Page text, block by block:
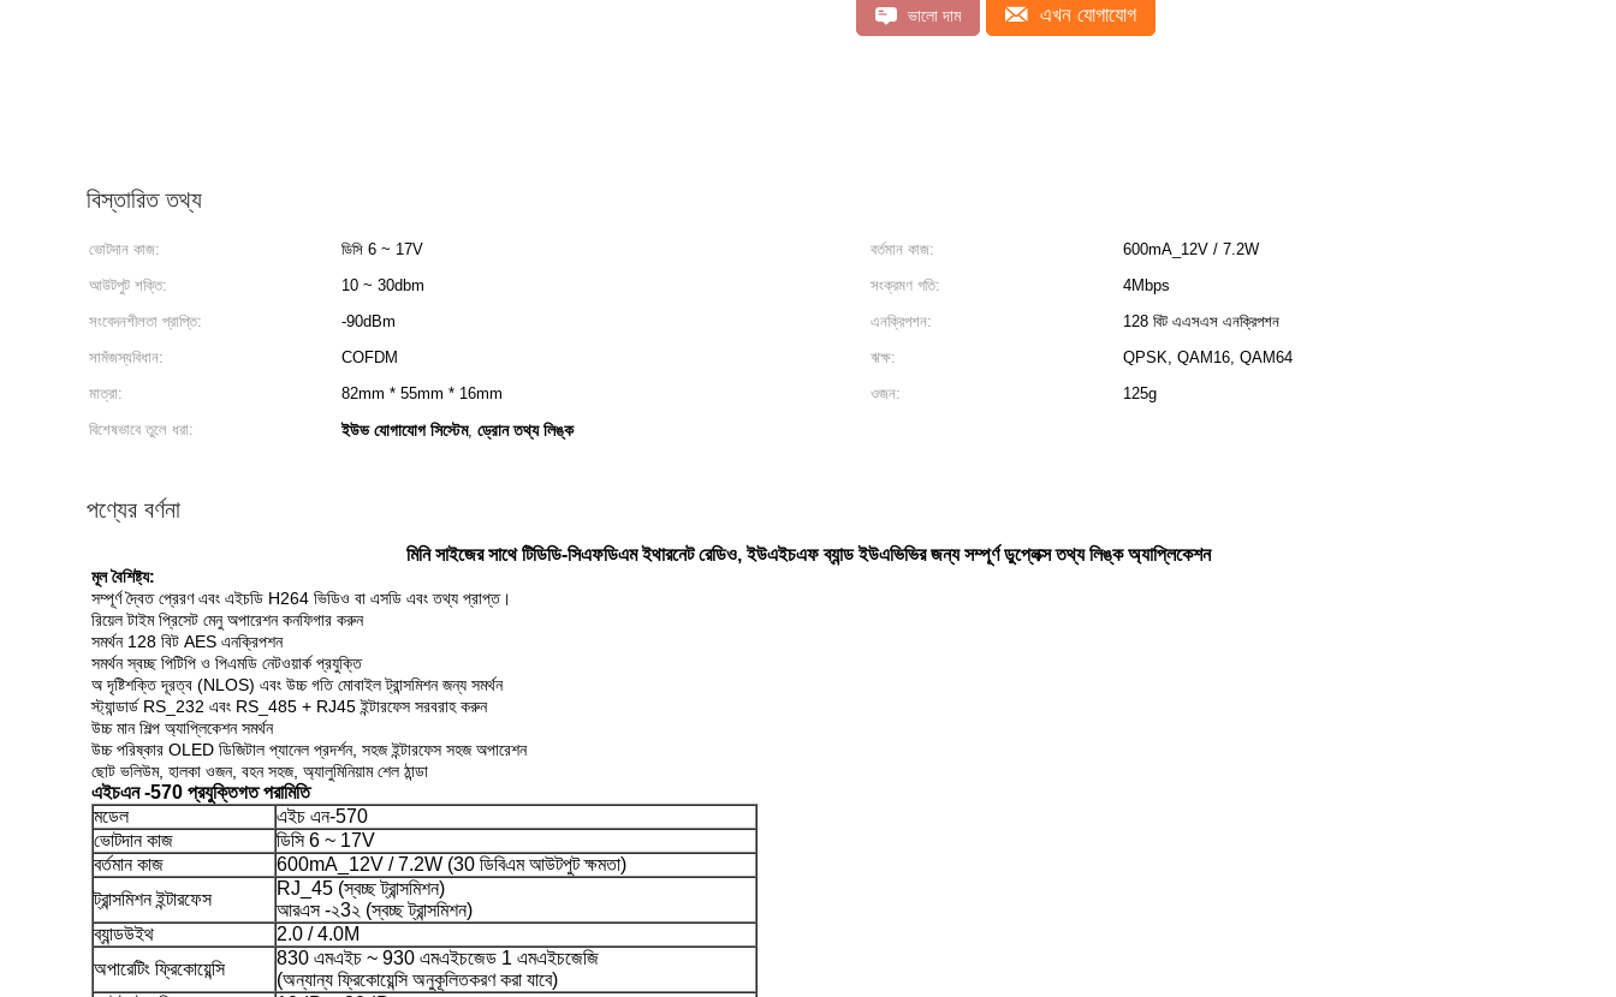
ভালো দাম এখন যোগাযোগ
বিস্তারিত তথ্য
ভোটদান কাজ: ডিসি 6 ~ 17V বর্তমান কাজ:
600mA_12V / 7.2W
আউটপুট শক্তি:
10 ~ 30dbm সংক্রমণ গতি:
4Mbps
সংবেদনশীলতা প্রাপ্তি:
-90dBm এনক্রিপশন:
128 বিট এএসএস এনক্রিপশন
সামঁজস্যবিধান:
COFDM ঋক্ষ:
QPSK, QAM16, QAM64
মাত্রা:
82mm * 55mm * 16mm ওজন:
125g
বিশেষভাবে তুলে ধরা:
ইউভ যোগাযোগ সিস্টেম, ড্রোন তথ্য লিঙ্ক
পণ্যের বর্ণনা
মিনি সাইজের সাথে টিডিডি-সিএফডিএম ইথারনেট রেডিও, ইউএইচএফ ব্যান্ড ইউএভিভির জন্য সম্পূর্ণ ডুপ্লেক্স তথ্য লিঙ্ক অ্যাপ্লিকেশন
মূল বৈশিষ্ট্য:
সম্পূর্ণ দ্বৈত প্রেরণ এবং এইচডি H264 ভিডিও বা এসডি এবং তথ্য প্রাপ্ত।
রিয়েল টাইম প্রিসেট মেনু অপারেশন কনফিগার করুন
সমর্থন 128 বিট AES এনক্রিপশন
সমর্থন স্বচ্ছ পিটিপি ও পিএমডি নেটওয়ার্ক প্রযুক্তি
অ দৃষ্টিশক্তি দূরত্ব (NLOS) এবং উচ্চ গতি মোবাইল ট্রান্সমিশন জন্য সমর্থন
স্ট্যান্ডার্ড RS_232 এবং RS_485 + RJ45 ইন্টারফেস সরবরাহ করুন
উচ্চ মান শিল্প অ্যাপ্লিকেশন সমর্থন
উচ্চ পরিষ্কার OLED ডিজিটাল প্যানেল প্রদর্শন, সহজ ইন্টারফেস সহজ অপারেশন
ছোট ভলিউম, হালকা ওজন, বহন সহজ, অ্যালুমিনিয়াম শেল ঠান্ডা
এইচএন -570 প্রযুক্তিগত পরামিতি
মডেল
এইচ এন-570
ভোটদান কাজ
ডিসি 6 ~ 17V
বর্তমান কাজ
600mA_12V / 7.2W (30 ডিবিএম আউটপুট ক্ষমতা)
ট্রান্সমিশন ইন্টারফেস
RJ_45 (স্বচ্ছ ট্রান্সমিশন)
আরএস -২3২ (স্বচ্ছ ট্রান্সমিশন)
ব্যান্ডউইথ
2.0 / 4.0M
অপারেটিং ফ্রিকোয়েন্সি
830 এমএইচ ~ 930 এমএইচজেড 1 এমএইচজেজি
(অন্যান্য ফ্রিকোয়েন্সি অনুকূলিতকরণ করা যাবে)